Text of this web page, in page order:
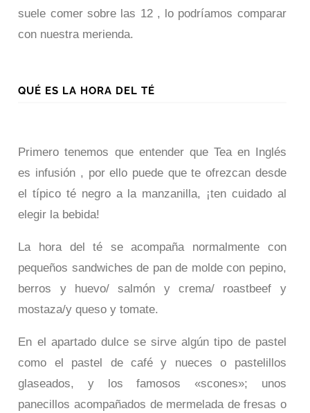
suele comer sobre las 12 , lo podríamos comparar
con nuestra merienda.
QUÉ ES LA HORA DEL TÉ
Primero tenemos que entender que Tea en Inglés
es infusión , por ello puede que te ofrezcan desde
el típico té negro a la manzanilla, ¡ten cuidado al
elegir la bebida!
La hora del té se acompaña normalmente con
pequeños sandwiches de pan de molde con pepino,
berros y huevo/ salmón y crema/ roastbeef y
mostaza/y queso y tomate.
En el apartado dulce se sirve algún tipo de pastel
como el pastel de café y nueces o pastelillos
glaseados, y los famosos «scones»; unos
panecillos acompañados de mermelada de fresas o